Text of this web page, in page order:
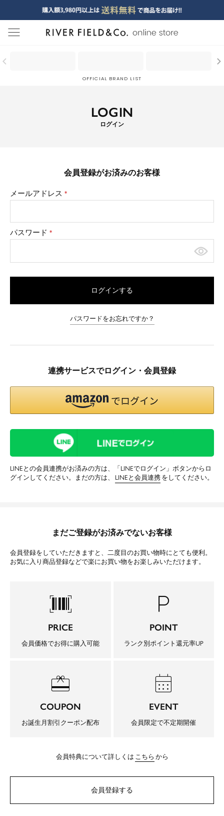
menu
OFFICIAL BRAND LIST
LOGIN
ログイン
会員登録がお済みのお客様
メールアドレス
(必
パスワード
(必
ログインする
パスワードをお忘れですか？
連携サービスでログイン・会員登録
LINEとの会員連携がお済みの方は、「LINEでログイン」ボタンからロ
グインしてください。まだの方は、
LINEと会員連携 をしてください。
まだご登録がお済みでないお客様
会員登録をしていただきますと、二度目のお買い物時にとても便利。
お気に入り商品登録などで楽にお買い物をお楽しみいただけます。
barcode_scanner
PRICE
会員価格でお得に購入可能
local_parking
POINT
ランク別ポイント還元率UP
redeem
COUPON
お誕生月割引クーポン配布
calendar_month
EVENT
会員限定で不定期開催
会員特典について詳しくは こちら から
会員登録する